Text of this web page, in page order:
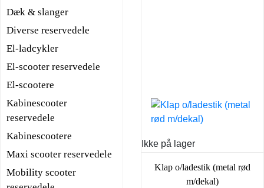
Dæk & slanger
Diverse reservedele
El-ladcykler
El-scooter reservedele
El-scootere
Kabinescooter
reservedele
Kabinescootere
Maxi scooter reservedele
Mobility scooter
Ikke på lager
Klap o/ladestik (metal rød
m/dekal)